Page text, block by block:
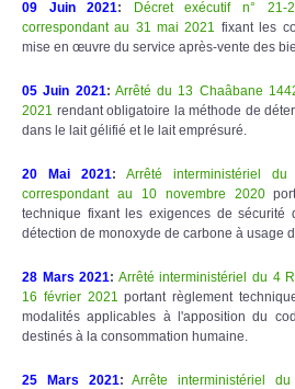
09 Juin 2021:
Décret exécutif n°
correspondant au 31 mai 2021
fixant les
mise en œuvre du service après-vente des
05 Juin 2021: Arrêté du 13 Chaâbane
2021 rendant obligatoire la méthode de
dans le lait gélifié et le lait emprésuré.
20 Mai 2021:
Arrêté interministériel
correspondant au 10 novembre 2020
technique fixant les exigences de sécurité
détection de monoxyde de carbone à usage
28 Mars 2021: Arrêté interministériel du 4
16 février 2021 portant règlement
modalités applicables à l'apposition du
destinés à la consommation humaine.
25 Mars 2021: Arrête interministériel